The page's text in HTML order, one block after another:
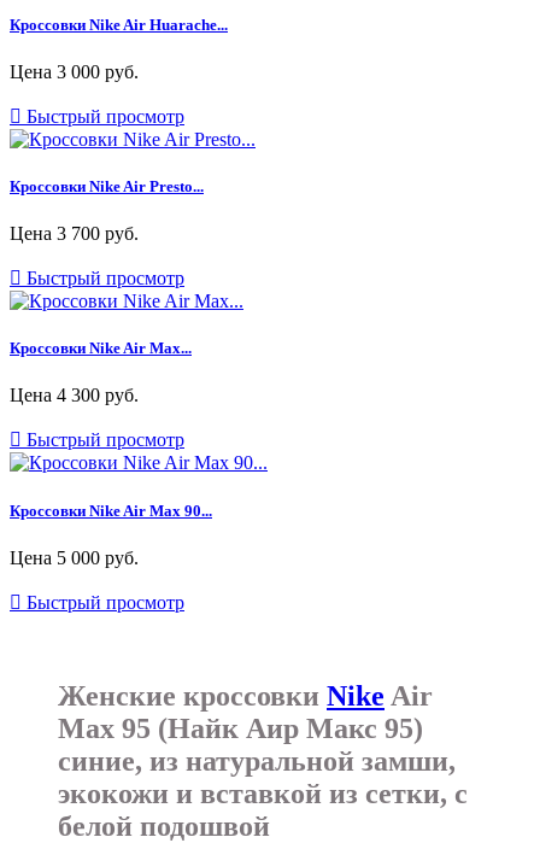
Кроссовки Nike Air Huarache...
Цена 3 000 руб.
 Быстрый просмотр
Кроссовки Nike Air Presto...
Цена 3 700 руб.
 Быстрый просмотр
Кроссовки Nike Air Max...
Цена 4 300 руб.
 Быстрый просмотр
Кроссовки Nike Air Max 90...
Цена 5 000 руб.
 Быстрый просмотр
Женские кроссовки Nike Air
Max 95 (Найк Аир Макс 95)
синие, из натуральной замши,
экокожи и вставкой из сетки, с
белой подошвой